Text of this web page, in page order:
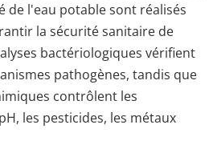
de l'eau potable sont réalisés
la sécurité sanitaire de
bactériologiques vérifient
pathogènes, tandis que
contrôlent les
les pesticides, les métaux